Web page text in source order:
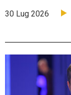
30 Lug 2026